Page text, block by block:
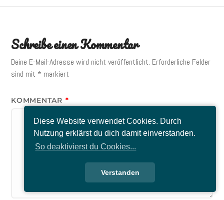
Diese Website verwendet Cookies. Durch
Nutzung erklärst du dich damit einverstanden.
So deaktivierst du Cookies...
Verstanden
Schreibe einen Kommentar
Deine E-Mail-Adresse wird nicht veröffentlicht. Erforderliche Felder
sind mit * markiert
KOMMENTAR *